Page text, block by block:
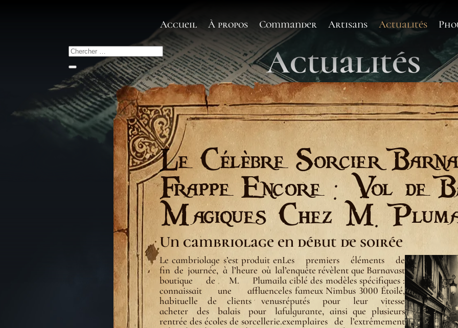
Accueil À propos Commander Artisans Actualités
Actualités
Le Célèbre Sorcier
Frappe Encore : Vol de
Magiques Chez M.
Un cambriolage en début de soirée
Le cambriolage s’est produit en
fin de journée, à l’heure où la
boutique de M. Plumail
connaissait une affluence
habituelle de clients venus
acheter des balais pour la
rentrée des écoles de sorcellerie.
Les premiers éléments de
l’enquête révèlent que Barnavast
a ciblé des modèles spécifiques :
les fameux Nimbus 3000 Étoilé,
réputés pour leur vitesse
fulgurante, ainsi que plusieurs
exemplaires de l’extrêmement